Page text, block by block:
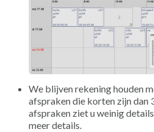
We blijven rekening houden
afspraken die korten zijn dan
afspraken ziet u weinig
meer details.